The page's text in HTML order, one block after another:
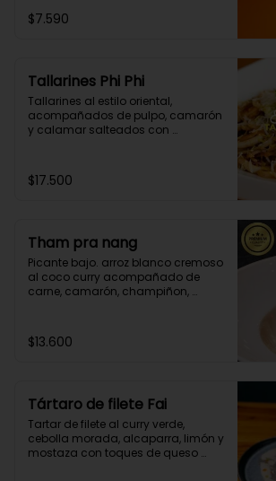
$7.590
Tallarines Phi Phi
Tallarines al estilo oriental,
acompañados de pulpo, camarón
y calamar salteados con
$17.500
Tham pra nang
Picante bajo. arroz blanco cremoso
al coco curry acompañado de
carne, camarón, champiñon,
$13.600
Tártaro de filete Fai
Tartar de filete al curry verde,
cebolla morada, alcaparra, limón y
mostaza con toques de queso